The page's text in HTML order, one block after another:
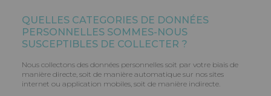
QUELLES CATEGORIES DE DONNÉES
PERSONNELLES SOMMES-NOUS
SUSCEPTIBLES DE COLLECTER ?
Nous collectons des données personnelles soit par votre biais de
manière directe, soit de manière automatique sur nos sites
internet ou application mobiles, soit de manière indirecte.